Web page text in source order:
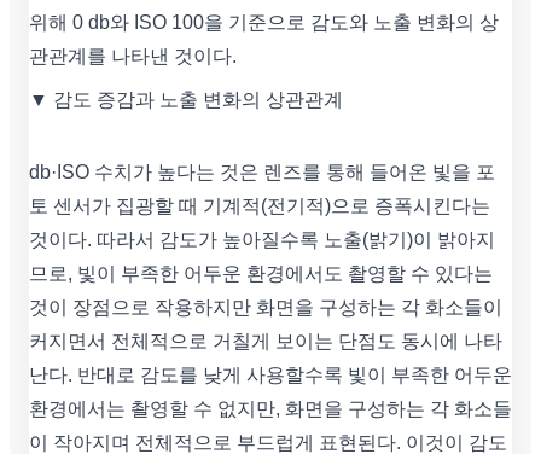
위해 0 db와 ISO 100을 기준으로 감도와 노출 변화의 상
관관계를 나타낸 것이다.
▼ 감도 증감과 노출 변화의 상관관계
db·ISO 수치가 높다는 것은 렌즈를 통해 들어온 빛을 포
토 센서가 집광할 때 기계적(전기적)으로 증폭시킨다는
것이다. 따라서 감도가 높아질수록 노출(밝기)이 밝아지
므로, 빛이 부족한 어두운 환경에서도 촬영할 수 있다는
것이 장점으로 작용하지만 화면을 구성하는 각 화소들이
커지면서 전체적으로 거칠게 보이는 단점도 동시에 나타
난다. 반대로 감도를 낮게 사용할수록 빛이 부족한 어두운
환경에서는 촬영할 수 없지만, 화면을 구성하는 각 화소들
이 작아지며 전체적으로 부드럽게 표현된다. 이것이 감도